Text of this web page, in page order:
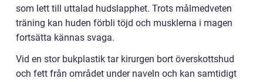
som lett till uttalad hudslapphet. Trots målmedveten
träning kan huden förbli töjd och musklerna i magen
fortsätta kännas svaga.
Vid en stor bukplastik tar kirurgen bort överskottshud
och fett från området under naveln och kan samtidigt